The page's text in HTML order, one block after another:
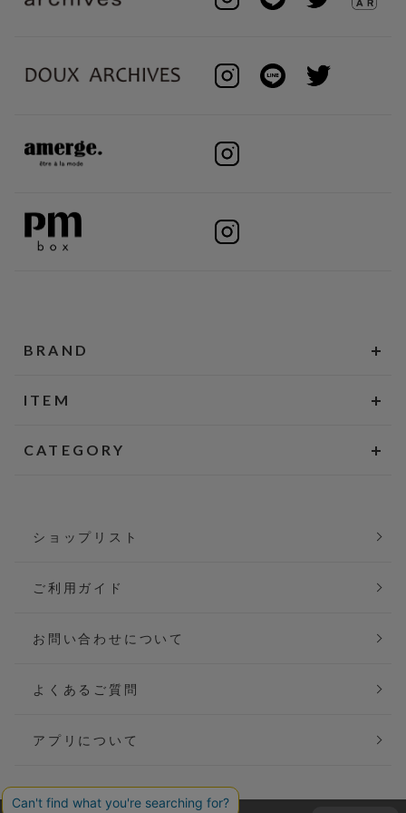
BRAND
ITEM
CATEGORY
ショップリスト
ご利用ガイド
お問い合わせについて
よくあるご質問
アプリについて